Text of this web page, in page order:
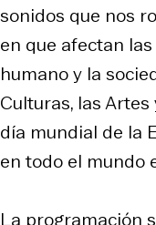
sonidos que nos
en que afectan
humano y la
Culturas, las
día mundial de la
en todo el mundo
La programación